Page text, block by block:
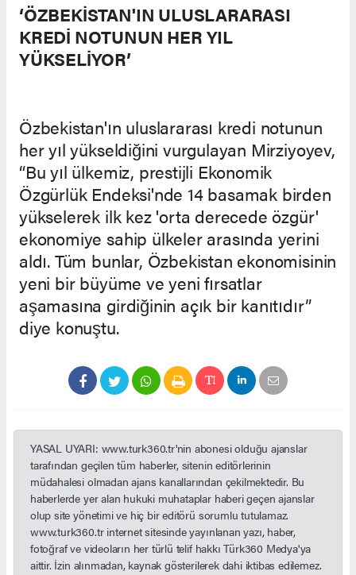
‘ÖZBEKİSTAN'IN ULUSLARARASI
KREDİ NOTUNUN HER YIL
YÜKSELİYOR’
Özbekistan'ın uluslararası kredi notunun
her yıl yükseldiğini vurgulayan Mirziyoyev,
“Bu yıl ülkemiz, prestijli Ekonomik
Özgürlük Endeksi'nde 14 basamak birden
yükselerek ilk kez 'orta derecede özgür'
ekonomiye sahip ülkeler arasında yerini
aldı. Tüm bunlar, Özbekistan ekonomisinin
yeni bir büyüme ve yeni fırsatlar
aşamasına girdiğinin açık bir kanıtıdır”
diye konuştu.
YASAL UYARI: www.turk360.tr'nin abonesi olduğu ajanslar
tarafından geçilen tüm haberler, sitenin editörlerinin
müdahalesi olmadan ajans kanallarından çekilmektedir. Bu
haberlerde yer alan hukuki muhataplar haberi geçen ajanslar
olup site yönetimi ve hiç bir editörü sorumlu tutulamaz.
www.turk360.tr internet sitesinde yayınlanan yazı, haber,
fotoğraf ve videoların her türlü telif hakkı Türk360 Medya'ya
aittir. İzin alınmadan, kaynak gösterilerek dahi iktibas edilemez.